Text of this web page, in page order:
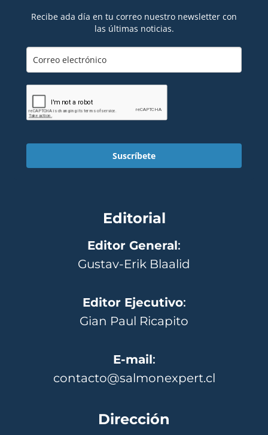
Recibe ada día en tu correo nuestro newsletter con
las últimas noticias.
Suscríbete
Editorial
Editor General:
Gustav-Erik Blaalid
Editor Ejecutivo:
Gian Paul Ricapito
E-mail:
contacto@salmonexpert.cl
Dirección